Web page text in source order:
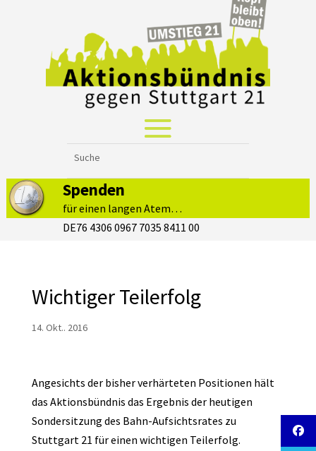
Spenden
für einen langen Atem…
DE76 4306 0967 7035 8411 00
Wichtiger Teilerfolg
14. Okt.. 2016
Angesichts der bisher verhärteten Positionen hält
das Aktionsbündnis das Ergebnis der heutigen
Sondersitzung des Bahn-Aufsichtsrates zu
Stuttgart 21 für einen wichtigen Teilerfolg.